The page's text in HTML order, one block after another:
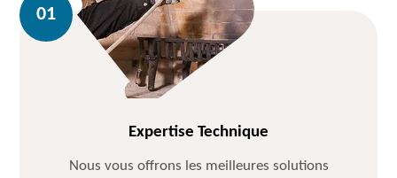
Expertise Technique
Nous vous offrons les meilleures solutions